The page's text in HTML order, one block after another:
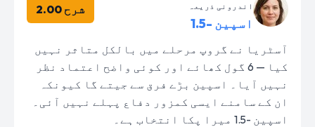
اندرونی ذریعہ
اسپین -1.5
شرح 2.00
آسٹریا نے گروپ مرحلے میں بالکل متاثر نہیں
کیا — 6 گول کھائے اور کوئی واضح اعتماد نظر
نہیں آیا۔ اسپین بڑے فرق سے جیتے گا کیونکہ
ان کے سامنے ایسی کمزور دفاع پہلے نہیں آئی۔
اسپین -1.5 میرا پکا انتخاب ہے۔